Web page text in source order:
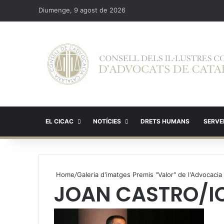
Diumenge, 9 agost de 2026
EL CICAC NOTÍCIES DRETS HUMANS
Home/Galeria d'imatges Premis "Valor" de l'Advocacia
JOAN CASTRO/